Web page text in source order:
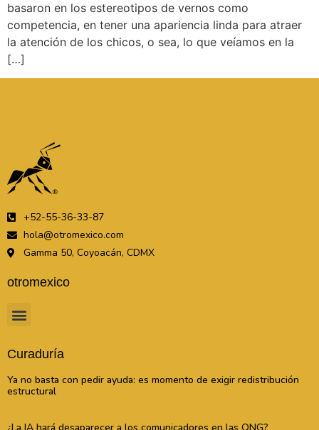
basaron en los estereotipos de vernos como
competencia, en tener una apariencia linda para atraer
la atención de los chicos, o sea, lo que veíamos en la
[…]
+52-55-36-33-87
hola@otromexico.com
Gamma 50, Coyoacán, CDMX
otromexico
Curaduría
Ya no basta con pedir ayuda: es momento de exigir redistribución
estructural